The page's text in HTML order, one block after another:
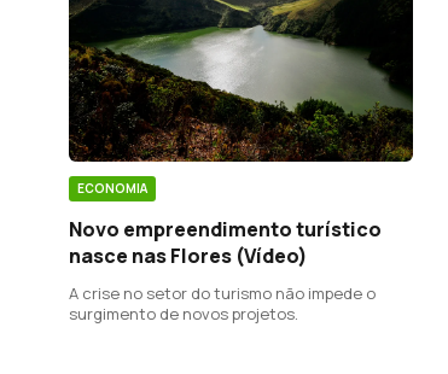
ECONOMIA
Novo empreendimento turístico
nasce nas Flores (Vídeo)
A crise no setor do turismo não impede o
surgimento de novos projetos.